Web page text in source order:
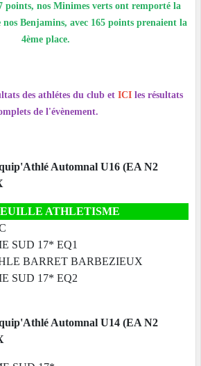
points, nos Minimes verts ont remporté la
Benjamins, avec 165 points prenaient la
4ème place.
des athlétes du club et ICI les résultats
de l'évènement.
Automnal U16 (EA N2
ATHLETISME
SUD 17* EQ1
BARRET BARBEZIEUX
SUD 17* EQ2
Automnal U14 (EA N2